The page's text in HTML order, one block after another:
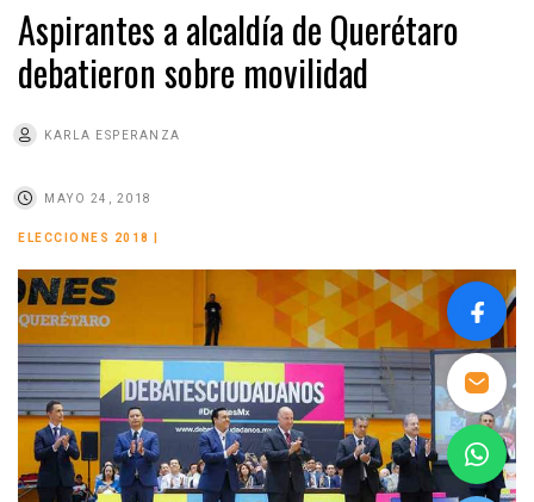
Aspirantes a alcaldía de Querétaro
debatieron sobre movilidad
KARLA ESPERANZA
MAYO 24, 2018
ELECCIONES 2018